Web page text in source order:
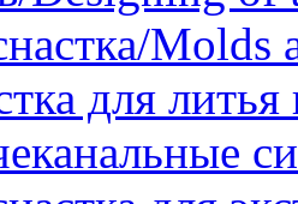
Molds
для литья